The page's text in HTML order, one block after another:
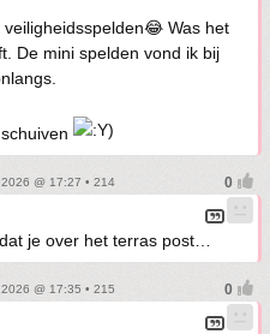
Was het
De mini spelden vond ik bij
@ 17:27 • 214
je over het terras post…
@ 17:35 • 215